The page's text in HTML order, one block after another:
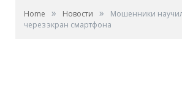
Home » Новости »
Мошенники
через экран смартфона